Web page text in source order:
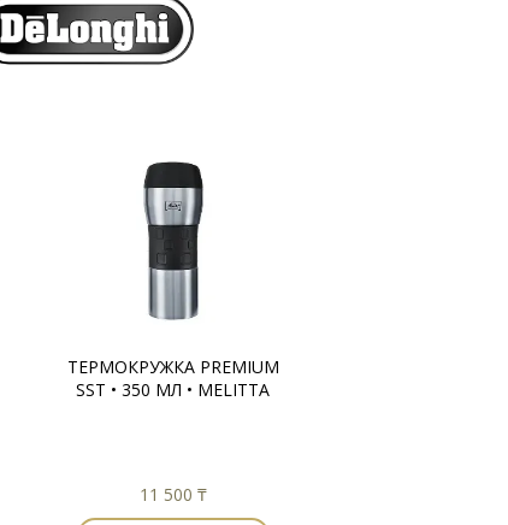
ТЕРМОКРУЖКА PREMIUM
SST • 350 МЛ • MELITTA
11 500 ₸